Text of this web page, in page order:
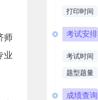
师
业
打印时间
考试安排
考试时间
题型题量
成绩查询